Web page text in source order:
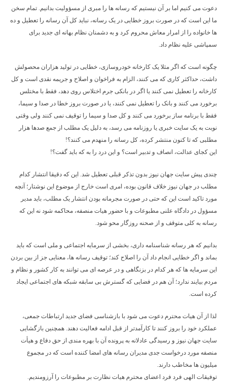
دعوت می کنیم اما بر آن نیستیم که رسانه ها را مبری از مسؤولیت بدانیم. تمام سخن
ما این است که در صورت بروز خطایی در یک رسانه، نباید کل آن رسانه را تعطیل و ده
ها خانواده را از امرار معاش محروم کرد و به دشمنان نظام بهانه ای جدید برای
سمپاشی علیه نظام داد.
چگونه است که اگر مثلا یک کارخانه خودروسازی، خطایی در تولید هزاران محصولش
داشت، حداکثر کاری که می کنند، الزام به فراخوان و اصلاح و جریمه نقدی است و کل
کارخانه را تعطیل نمی کنند یا اگر در بانکی جرم اختلاس روی دهد، فقط با مختلس
برخورد می کنند و بانک را تعطیل نمی کنند، یا در صورت بروز خطا در صدا و سیما،
فقط با برنامه ساز برخورد می کنند و کل صدا و سیما را توقیف نمی کنند ولی وقتی
نوبت به یک سایت خبری یا روزنامه می رسد، به دلیل یک مطلب از جمع صدها هزار
مطلبی که تا کنون منتشر کرده، کل رسانه را منهدم می کنند؟!
این کجای عدالت، انصاف و تدبیر است؟ و این درد را به که باید گفت؟!
چندی پیش سایت جهان نیوز بدون تذکر قبلی تعطیل شد. این که دقیقا انتشار کدام
مطلب در جهان نیوز خلاف قانون بوده، امری است خارج از موضوع این نوشتار؛ آنچه
مورد تاکید است این که حتی در صورت مجرمانه بودن انتشار یک مطلب، باید مدیر
مسؤول در دادگاه علنی مطبوعات و با حضور هیات منصفه، محاکمه شود نه این که
رسانه به کلی متوقف و از صحنه روزگار محو شود.
بدانیم که هر رسانه شناسنامه داری، بخشی از سرمایه اجتماعی و ملی است که باید
بماند و اگر خطایی انجام داد آن را اصلاح کند؛ توقیف رسانه ها، معنایی جز از بین بردن
این سرمایه ها که هر کدام در بزنگاهی و در عرصه ای می توانند به کار کشور و نظام و
مردم بیایند ندارد؛ آن هم در فضایی که گسترش بی سابقه شبکه های اجتماعی ایجاد
کرده است.
لذا از آن هیات محترم دعوت می شود با بازشناسی فضای جدید ارتباطات جمعی،
عملکرد خود را بروز کنند تا کارآمدتر از قبل ادامه فعالیت دهند. همچنین بازگشایی
سایت جهان نیوز و رسیدگی عادلانه به پرونده آن با بهره مندی از حق دفاع و هیأت
منصفه مورد درخواست جدی مدیران رسانه های امضا کننده است که در مجموع
میلیون ها مخاطب دارند.
توفیقات الهی فرد فرد اعضای محترم هیات نظارت بر مطبوعات را آرزومندیم.